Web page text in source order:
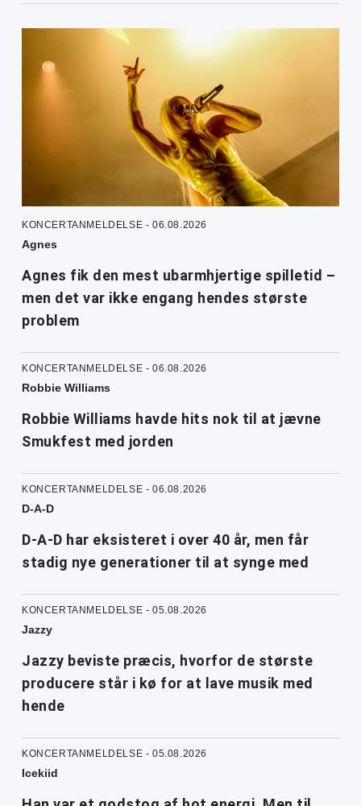
KONCERTANMELDELSE - 06.08.2026
Agnes
Agnes fik den mest ubarmhjertige spilletid –
men det var ikke engang hendes største
problem
KONCERTANMELDELSE - 06.08.2026
Robbie Williams
Robbie Williams havde hits nok til at jævne
Smukfest med jorden
KONCERTANMELDELSE - 06.08.2026
D-A-D
D-A-D har eksisteret i over 40 år, men får
stadig nye generationer til at synge med
KONCERTANMELDELSE - 05.08.2026
Jazzy
Jazzy beviste præcis, hvorfor de største
producere står i kø for at lave musik med
hende
KONCERTANMELDELSE - 05.08.2026
Icekiid